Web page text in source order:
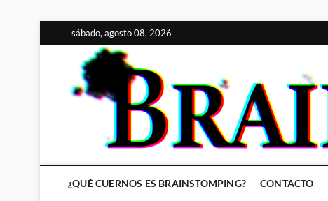
al
contenido
sábado, agosto 08, 2026
¿QUÉ CUERNOS ES BRAINSTOMPING? CONTACTO